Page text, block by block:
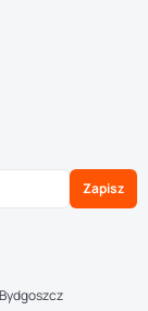
Zapisz